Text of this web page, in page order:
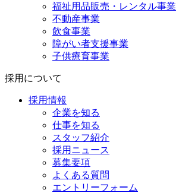
福祉用品販売・レンタル事業
不動産事業
飲食事業
障がい者支援事業
子供療育事業
採用について
採用情報
企業を知る
仕事を知る
スタッフ紹介
採用ニュース
募集要項
よくある質問
エントリーフォーム